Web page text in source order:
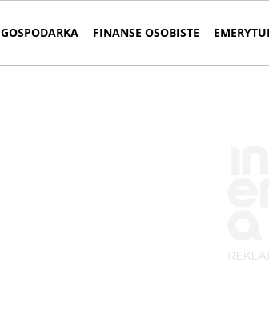
GOSPODARKA FINANSE OSOBISTE